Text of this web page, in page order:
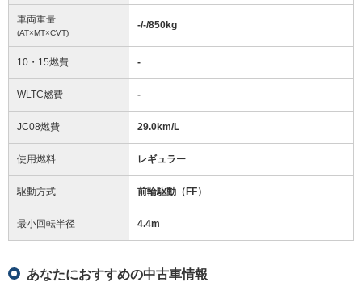
車両重量
(AT×MT×CVT)
-/-/850kg
10・15燃費 -
WLTC燃費 -
JC08燃費 29.0km/L
使用燃料 レギュラー
駆動方式 前輪駆動（FF）
最小回転半径 4.4m
あなたにおすすめの中古車情報